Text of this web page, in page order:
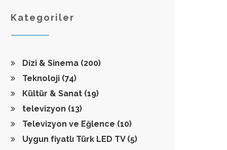
Kategoriler
Dizi & Sinema (200)
Teknoloji (74)
Kültür & Sanat (19)
televizyon (13)
Televizyon ve Eğlence (10)
Uygun fiyatlı Türk LED TV (5)